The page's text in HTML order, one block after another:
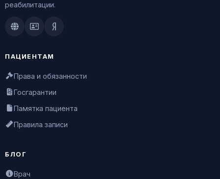
реабилитации.
Doctu.ruПроДокторов
Яндекс.Здоровье
ПАЦИЕНТАМ
Права и обязанности
Госгарантии
Памятка пациента
Правила записи
БЛОГ
Врач